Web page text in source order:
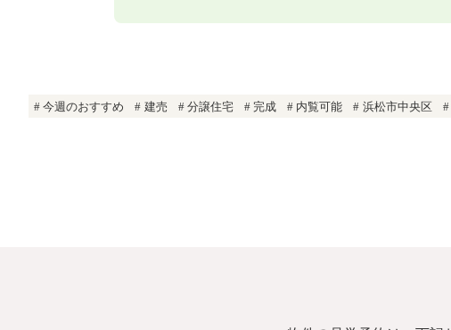
今週のおすすめ 建売 分譲住宅 完成 内覧可能 浜松市中央区